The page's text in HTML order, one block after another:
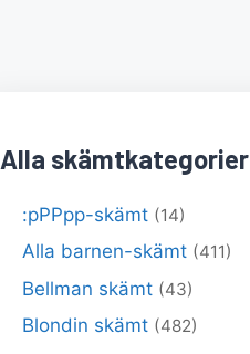
Alla skämtkategorier
:pPPpp-skämt (14)
Alla barnen-skämt (411)
Bellman skämt (43)
Blondin skämt (482)